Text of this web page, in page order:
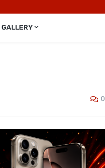
GALLERY
0